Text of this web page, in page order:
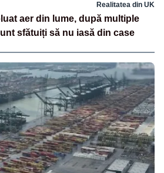
Realitatea din UK
aer din lume, după multiple
sfătuiți să nu iasă din case